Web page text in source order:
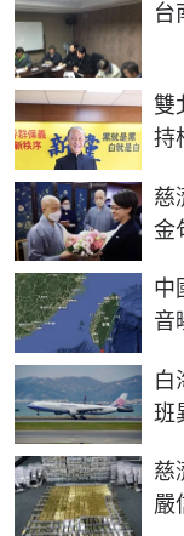
台
雙
持
慈
金
中
音
白
班
慈
嚴